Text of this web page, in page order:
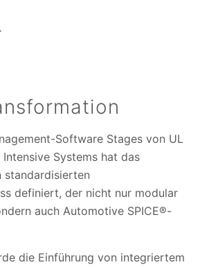
Software Stages von UL
Systems hat das
standardisierten
definiert, der nicht nur modular
auch Automotive SPICE®-
die Einführung von integriertem